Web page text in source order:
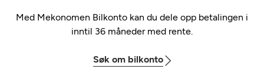
Med Mekonomen Bilkonto kan du dele opp betalingen i
inntil 36 måneder med rente.
Søk om bilkonto